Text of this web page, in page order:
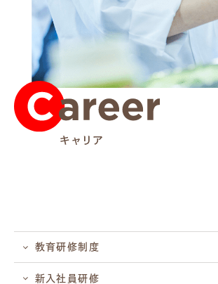
教育研修制度
新入社員研修